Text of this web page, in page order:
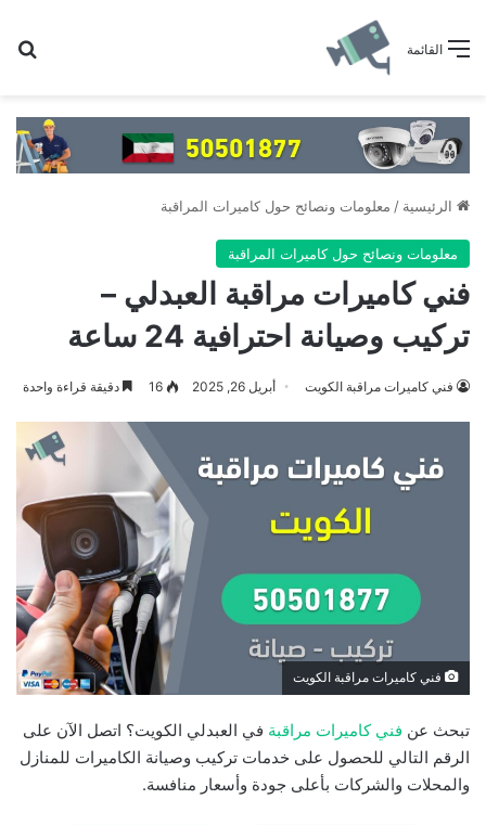
القائمة
الرئيسية / معلومات ونصائح حول كاميرات المراقبة
معلومات ونصائح حول كاميرات المراقبة
فني كاميرات مراقبة العبدلي –
تركيب وصيانة احترافية 24 ساعة
فني كاميرات مراقبة الكويت أبريل 26, 2025 16 دقيقة قراءة واحدة
فني كاميرات مراقبة الكويت
تبحث عن فني كاميرات مراقبة في العبدلي الكويت؟ اتصل الآن على
الرقم التالي للحصول على خدمات تركيب وصيانة الكاميرات للمنازل
والمحلات والشركات بأعلى جودة وأسعار منافسة.